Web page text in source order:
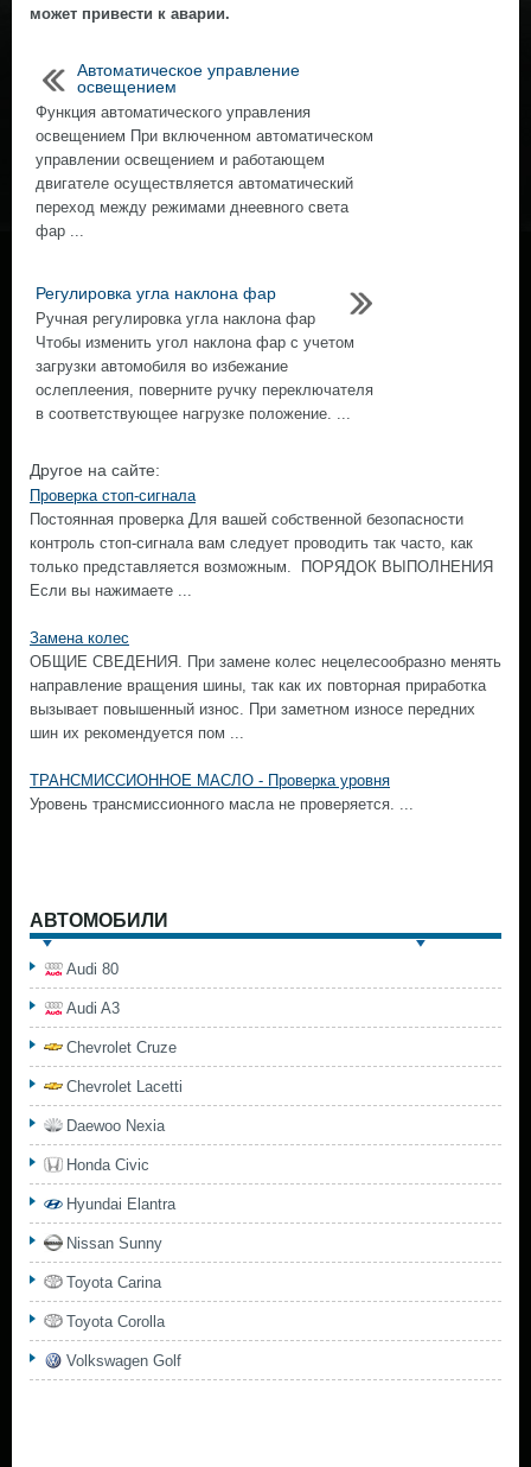
может привести к аварии.
Автоматическое управление
освещением
Функция автоматического управления
освещением При включенном автоматическом
управлении освещением и работающем
двигателе осуществляется автоматический
переход между режимами днeeвного света
фар ...
Регулировка угла наклона фар
Ручная регулировка угла наклона фар
Чтобы изменить угол наклона фар с учетом
загрузки автомобиля во избежание
ослеплeeния, поверните ручку переключателя
в сooтветствующee нагрузке положение. ...
Другое на сайте:
Проверка стоп-сигнала
Постоянная проверка Для вашей собственной безопасности
контроль стоп-сигнала вам следует проводить так часто, как
только представляется возможным. ПОРЯДОК ВЫПОЛНЕНИЯ
Если вы нажимаете ...
Замена колес
ОБЩИЕ СВЕДЕНИЯ. При замене колес нецелесообразно менять
направление вращения шины, так как их повторная приработка
вызывает повышенный износ. При заметном износе передних
шин их рекомендуется пом ...
ТРАНСМИССИОННОЕ МАСЛО - Проверка уровня
Уровень трансмиссионного масла не проверяется. ...
АВТОМОБИЛИ
Audi 80
Audi A3
Chevrolet Cruze
Chevrolet Lacetti
Daewoo Nexia
Honda Civic
Hyundai Elantra
Nissan Sunny
Toyota Carina
Toyota Corolla
Volkswagen Golf